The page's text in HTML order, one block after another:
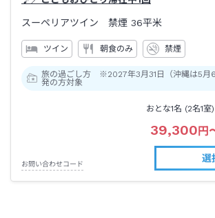
スーペリアツイン 禁煙 36平米
ツイン 朝食のみ 禁煙
旅の過ごし方 ※2027年3月31日（沖縄は5月
発の方対象
おとな1名 (2名1室
39,300円
お問い合わせコード
選